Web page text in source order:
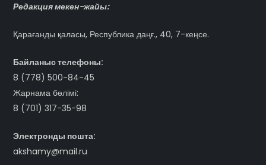
Редакция мекен-жайы:
Қарағанды қаласы, Республика даңғ., 40, 7-кеңсе.
Байланыс телефоны:
8 (778) 500-84-45
Жарнама бөлімі:
8 (701) 317-35-98
Электронды пошта:
akshamy@mail.ru